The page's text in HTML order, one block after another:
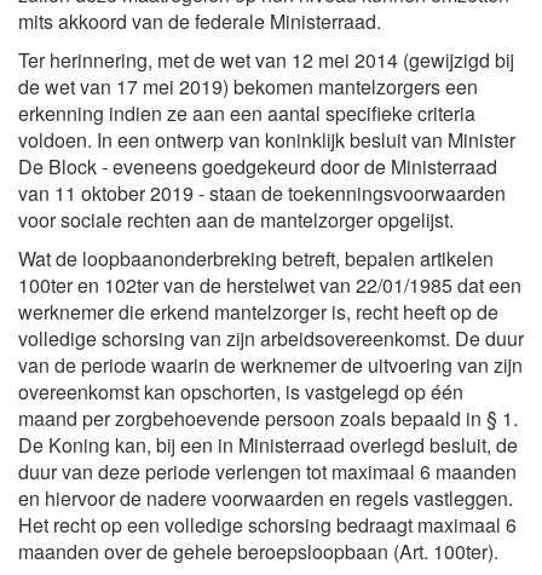
mits akkoord van de federale Ministerraad.
Ter herinnering, met de wet van 12 mei 2014 (gewijzigd bij
de wet van 17 mei 2019) bekomen mantelzorgers een
erkenning indien ze aan een aantal specifieke criteria
voldoen. In een ontwerp van koninklijk besluit van Minister
De Block - eveneens goedgekeurd door de Ministerraad
van 11 oktober 2019 - staan de toekenningsvoorwaarden
voor sociale rechten aan de mantelzorger opgelijst.
Wat de loopbaanonderbreking betreft, bepalen artikelen
100ter en 102ter van de herstelwet van 22/01/1985 dat een
werknemer die erkend mantelzorger is, recht heeft op de
volledige schorsing van zijn arbeidsovereenkomst. De duur
van de periode waarin de werknemer de uitvoering van zijn
overeenkomst kan opschorten, is vastgelegd op één
maand per zorgbehoevende persoon zoals bepaald in § 1.
De Koning kan, bij een in Ministerraad overlegd besluit, de
duur van deze periode verlengen tot maximaal 6 maanden
en hiervoor de nadere voorwaarden en regels vastleggen.
Het recht op een volledige schorsing bedraagt maximaal 6
maanden over de gehele beroepsloopbaan (Art. 100ter).